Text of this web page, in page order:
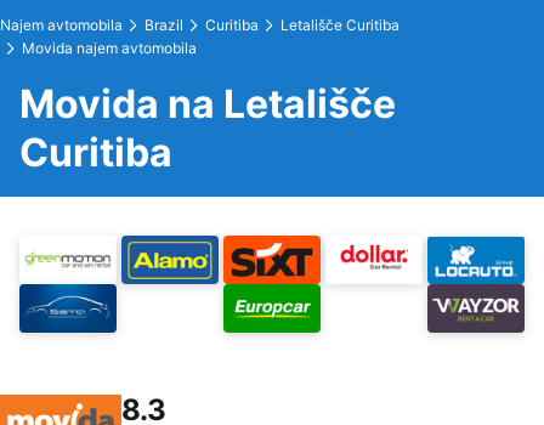
Najem avtomobila Brazil Curitiba
Letališče Curitiba
Movida najem avtomobila
Movida na Letališče
Curitiba
8.3